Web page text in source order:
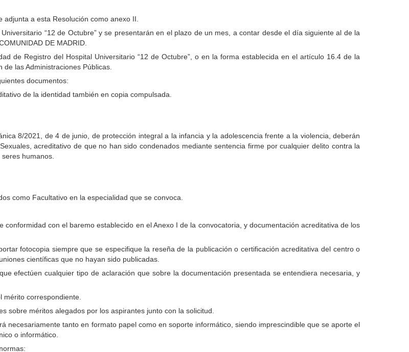
a esta Resolución como anexo II.
“12 de Octubre” y se presentarán en el plazo de un mes, a contar desde el día siguiente al de la
DE MADRID.
de Registro del Hospital Universitario “12 de Octubre”, o en la forma establecida en el artículo 16.4 de la
las Administraciones Públicas.
documentos:
de la identidad también en copia compulsada.
8/2021, de 4 de junio, de protección integral a la infancia y la adolescencia frente a la violencia, deberán
acreditativo de que no han sido condenados mediante sentencia firme por cualquier delito contra la
humanos.
como Facultativo en la especialidad que se convoca.
con el baremo establecido en el Anexo I de la convocatoria, y documentación acreditativa de los
fotocopia siempre que se especifique la reseña de la publicación o certificación acreditativa del centro o
científicas que no hayan sido publicadas.
efectúen cualquier tipo de aclaración que sobre la documentación presentada se entendiera necesaria, y
correspondiente.
sobre méritos alegados por los aspirantes junto con la solicitud.
necesariamente tanto en formato papel como en soporte informático, siendo imprescindible que se aporte el
o informático.